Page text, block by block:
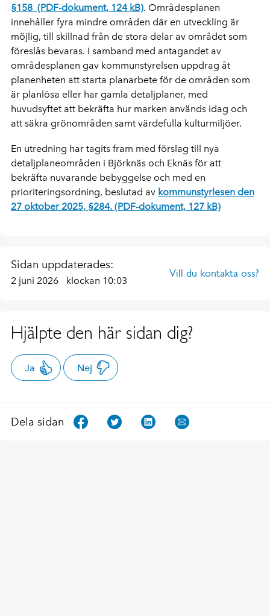
§158 (PDF-dokument, 124 kB). Områdesplanen
innehåller fyra mindre områden där en utveckling är
möjlig, till skillnad från de stora delar av området som
föreslås bevaras. I samband med antagandet av
områdesplanen gav kommunstyrelsen uppdrag åt
planenheten att starta planarbete för de områden som
är planlösa eller har gamla detaljplaner, med
huvudsyftet att bekräfta hur marken används idag och
att säkra grönområden samt värdefulla kulturmiljöer.
En utredning har tagits fram med förslag till nya
detaljplaneområden i Björknäs och Eknäs för att
bekräfta nuvarande bebyggelse och med en
prioriteringsordning, beslutad av kommunstyrlesen den
27 oktober 2025, §284. (PDF-dokument, 127 kB)
Sidan uppdaterades:
2 juni 2026 klockan 10:03
Vill du kontakta oss?
Hjälpte den här sidan dig?
Ja Nej
Dela sidan